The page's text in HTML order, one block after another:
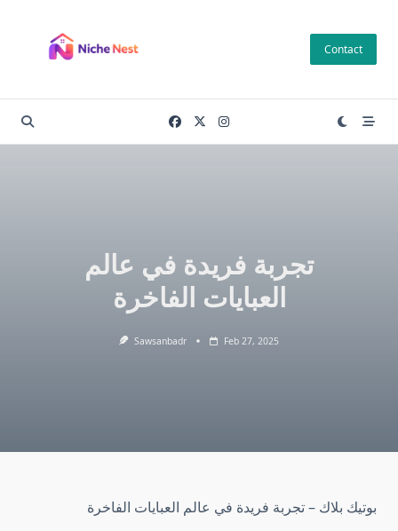
content
Contact
تجربة فريدة في عالم
العبايات الفاخرة
Sawsanbadr Feb 27, 2025
بوتيك بلاك – تجربة فريدة في عالم العبايات الفاخرة